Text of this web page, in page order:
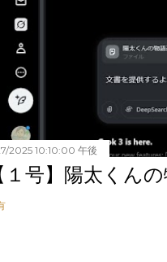
2025 10:10:00 午後
１号】陽太くん